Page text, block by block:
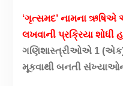
‘ગૃત્સમદ’ નામના
લખવાની પ્રક્રિયા શોધી
ગણિશાસ્ત્રીઓએ 1
મૂકવાથી બનતી સંખ્યાઓનાં